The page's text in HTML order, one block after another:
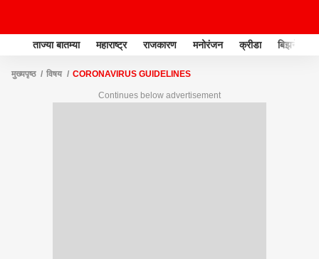
ताज्या बातम्या महाराष्ट्र राजकारण मनोरंजन क्रीडा बिझनेस
मुख्यपृष्ठ विषय CORONAVIRUS GUIDELINES
Continues below advertisement